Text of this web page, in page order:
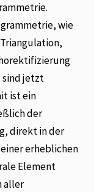
wie
sind jetzt
ist ein
der
direkt in der
erheblichen
Element
aller